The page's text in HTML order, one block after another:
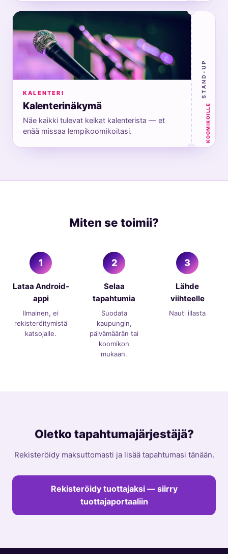
KALENTERI
Kalenterinäkymä
Näe kaikki tulevat keikat kalenterista — et
enää missaa lempikoomikoitasi.
STAND-UP
KOOMIKOILLE
Miten se toimii?
1
Lataa Android-
appi
Ilmainen, ei
rekisteröitymistä
katsojalle.
2
Selaa
tapahtumia
Suodata
kaupungin,
päivämäärän tai
koomikon
mukaan.
3
Lähde
viihteelle
Nauti illasta
Oletko tapahtumajärjestäjä?
Rekisteröidy maksuttomasti ja lisää tapahtumasi tänään.
Rekisteröidy tuottajaksi — siirry
tuottajaportaaliin